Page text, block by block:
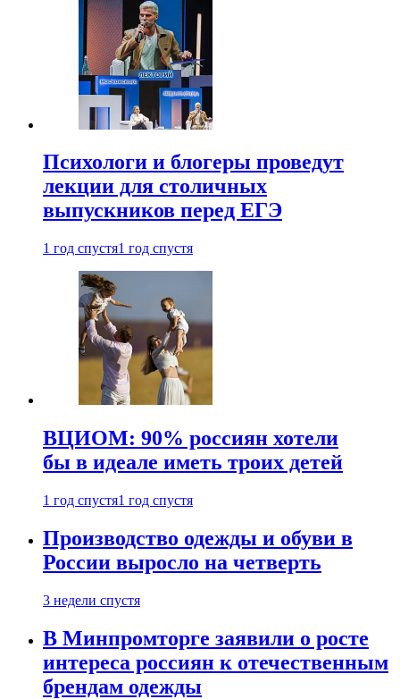
Психологи и блогеры проведут
лекции для столичных
выпускников перед ЕГЭ
1 год спустя1 год спустя
ВЦИОМ: 90% россиян хотели
бы в идеале иметь троих детей
1 год спустя1 год спустя
Производство одежды и обуви в
России выросло на четверть
3 недели спустя
В Минпромторге заявили о росте
интереса россиян к отечественным
брендам одежды